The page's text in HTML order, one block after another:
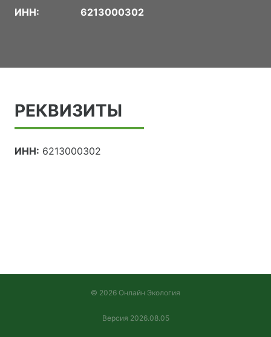
ИНН: 6213000302
РЕКВИЗИТЫ
ИНН: 6213000302
© 2026 Онлайн Экология
Версия 2026.08.05